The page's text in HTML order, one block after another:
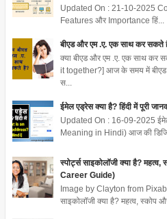
Updated On : 21-10-2025
Features और Importance हिं...
बीएड और एम .ए. एक साथ कर सकते
क्या बीएड और एम .ए. एक साथ
it together?] आज के समय में बीएड
स...
ईमेल एड्रेस क्या है? हिंदी में पूरी
Updated On : 16-09-2025
Meaning in Hindi) आज की
स्पोर्ट्स साइकोलॉजी क्या है?
Career Guide)
Image by Clayton from
साइकोलॉजी क्या है? महत्व,